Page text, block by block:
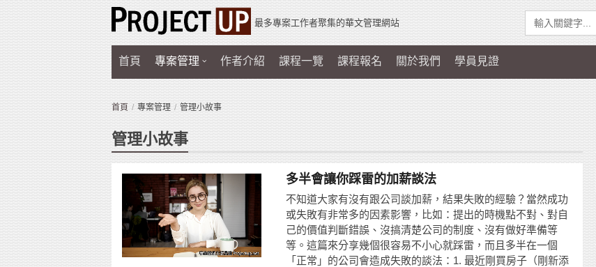
最多專案工作者聚集的華文管理網站
首頁 專案管理 作者介紹 課程一覽 課程報名 關於我們 學員見證
首頁 專案管理 管理小故事
管理小故事
多半會讓你踩雷的加薪談法
不知道大家有沒有跟公司談加薪，結果失敗的經驗？當然成功
或失敗有非常多的因素影響，比如：提出的時機點不對、對自
己的價值判斷錯誤、沒搞清楚公司的制度、沒有做好準備等
等。這篇來分享幾個很容易不小心就踩雷，而且多半在一個
「正常」的公司會造成失敗的談法：1. 最近剛買房子（剛新添